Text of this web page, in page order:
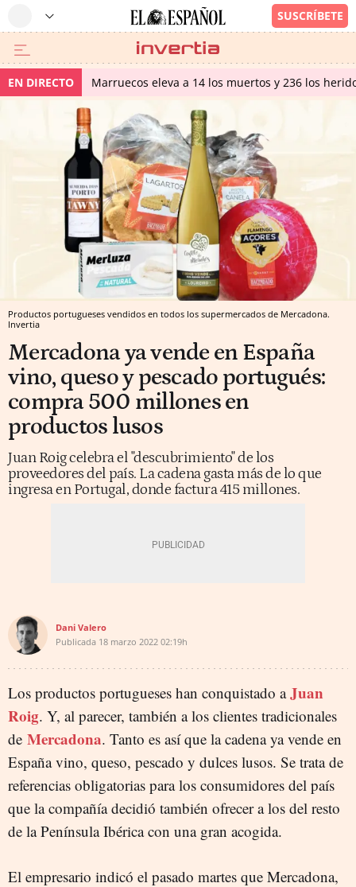
EN DIRECTO Marruecos eleva a 14 los muertos y 236 los
Productos portugueses vendidos en todos los supermercados de Mercadona.
Invertia
Mercadona ya vende en España
vino, queso y pescado portugués:
compra 500 millones en
productos lusos
Juan Roig celebra el "descubrimiento" de los
proveedores del país. La cadena gasta más de lo que
ingresa en Portugal, donde factura 415 millones.
Dani Valero
Publicada 18 marzo 2022 02:19h
Los productos portugueses han conquistado aJuan
Roig. Y, al parecer, también a los clientes tradicionales
de Mercadona. Tanto es así que la cadena ya vende en
España vino, queso, pescado y dulces lusos. Se trata de
referencias obligatorias para los consumidores del país
que la compañía decidió también ofrecer a los del resto
de la Península Ibérica con una gran acogida.
El empresario indicó el pasado martes que Mercadona,